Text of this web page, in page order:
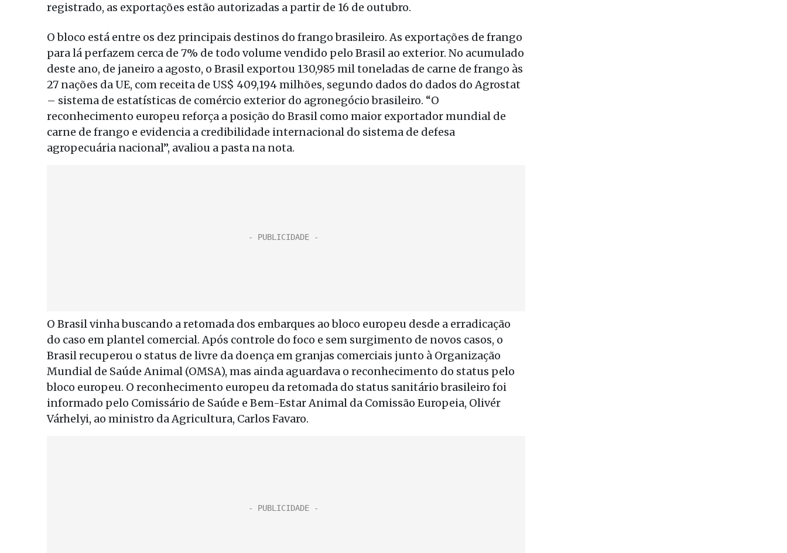
registrado, as exportações estão autorizadas a partir de 16 de outubro.
O bloco está entre os dez principais destinos do frango brasileiro. As exportações de frango
para lá perfazem cerca de 7% de todo volume vendido pelo Brasil ao exterior. No acumulado
deste ano, de janeiro a agosto, o Brasil exportou 130,985 mil toneladas de carne de frango às
27 nações da UE, com receita de US$ 409,194 milhões, segundo dados do dados do Agrostat
– sistema de estatísticas de comércio exterior do agronegócio brasileiro. “O
reconhecimento europeu reforça a posição do Brasil como maior exportador mundial de
carne de frango e evidencia a credibilidade internacional do sistema de defesa
agropecuária nacional”, avaliou a pasta na nota.
O Brasil vinha buscando a retomada dos embarques ao bloco europeu desde a erradicação
do caso em plantel comercial. Após controle do foco e sem surgimento de novos casos, o
Brasil recuperou o status de livre da doença em granjas comerciais junto à Organização
Mundial de Saúde Animal (OMSA), mas ainda aguardava o reconhecimento do status pelo
bloco europeu. O reconhecimento europeu da retomada do status sanitário brasileiro foi
informado pelo Comissário de Saúde e Bem-Estar Animal da Comissão Europeia, Olivér
Várhelyi, ao ministro da Agricultura, Carlos Favaro.